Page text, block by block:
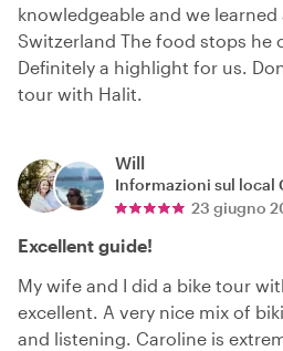
knowledgeable and we
Switzerland The food stops he
Definitely a highlight for us.
tour with Halit.
Will
Informazioni sul local
23 giugno
Excellent guide!
My wife and I did a bike tour
excellent. A very nice mix of
and listening. Caroline is